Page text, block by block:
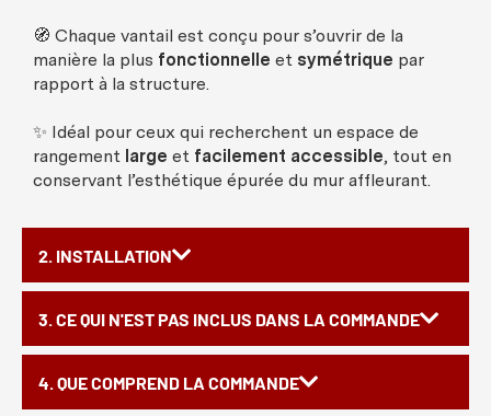
2. INSTALLATION
3. CE QUI N'EST PAS INCLUS DANS LA COMMANDE
4. QUE COMPREND LA COMMANDE
🧭 Chaque vantail est conçu pour s’ouvrir de la
manière la plus fonctionnelle et symétrique par
rapport à la structure.
✨ Idéal pour ceux qui recherchent un espace de
rangement large et facilement accessible, tout en
conservant l’esthétique épurée du mur affleurant.